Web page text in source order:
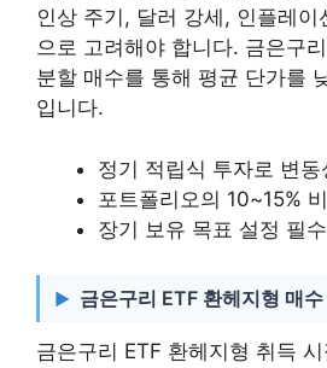
인상 주기, 달러 강세, 인플레이
으로 고려해야 합니다. 금은구
분할 매수를 통해 평균 단가를
입니다.
정기 적립식 투자로 변동
포트폴리오의 10~15%
장기 보유 목표 설정 필수
금은구리 ETF 환헤지형 매
금은구리 ETF 환헤지형 취득